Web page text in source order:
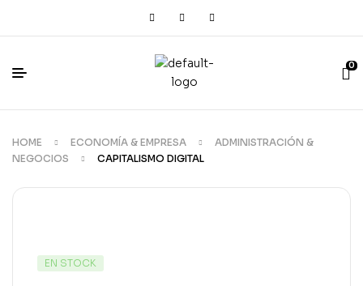
0
HOME ECONOMÍA & EMPRESA
ADMINISTRACIÓN &
NEGOCIOS
CAPITALISMO DIGITAL
EN STOCK